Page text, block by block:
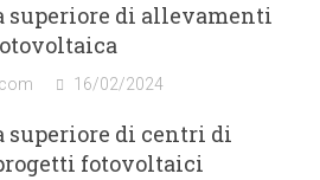
superiore di allevamenti
16/02/2024
superiore di centri di
fotovoltaici